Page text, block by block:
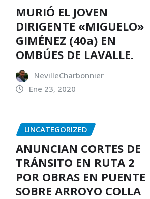
MURIÓ EL JOVEN
DIRIGENTE «MIGUELO»
GIMÉNEZ (40a) EN
OMBÚES DE LAVALLE.
NevilleCharbonnier
Ene 23, 2020
UNCATEGORIZED
ANUNCIAN CORTES DE
TRÁNSITO EN RUTA 2
POR OBRAS EN PUENTE
SOBRE ARROYO COLLA